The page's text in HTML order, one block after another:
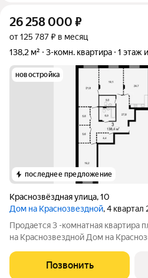
26 258 000 ₽
от 125 787 ₽ в месяц
138,2 м²
3-комн. квартира 1 этаж
новостройка
последнее предложение
Краснозвёздная улица,10
Дом на Краснозвездной, 4 квартал
Продается 3 -комнатная квартира
на Краснозвездной Дом на
Огороженная территория двора с
видеонаблюдением.
Позвонить